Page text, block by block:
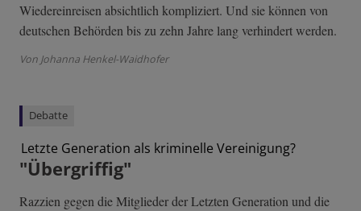
Wiedereinreisen absichtlich kompliziert. Und sie können von
deutschen Behörden bis zu zehn Jahre lang verhindert werden.
Von Johanna Henkel-Waidhofer
Debatte
Letzte Generation als kriminelle Vereinigung?
"Übergriffig"
Razzien gegen die Mitglieder der Letzten Generation und die